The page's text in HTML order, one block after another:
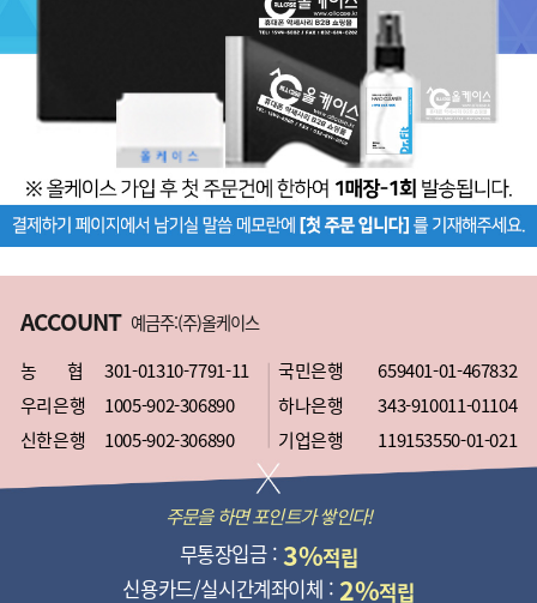
ACCOUNT 예금주:(주)올케이스
농 협
301-01310-7791-11 국민은행
659401-01-467832
우리은행
1005-902-306890 하나은행
343-910011-01104
신한은행
1005-902-306890 기업은행 119153550-01-021
주문을 하면 포인트가 쌓인다!
무통장입금 : 3%적립
신용카드/실시간계좌이체 : 2%적립